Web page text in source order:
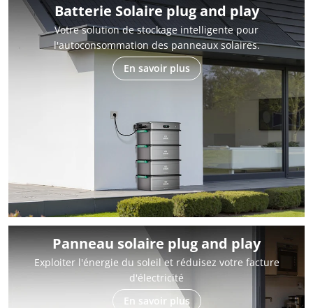
Batterie Solaire plug and play
Votre solution de stockage intelligente pour
l'autoconsommation des panneaux solaires.
En savoir plus
Panneau solaire plug and play
Exploiter l'énergie du soleil et réduisez votre facture
d'électricité
En savoir plus